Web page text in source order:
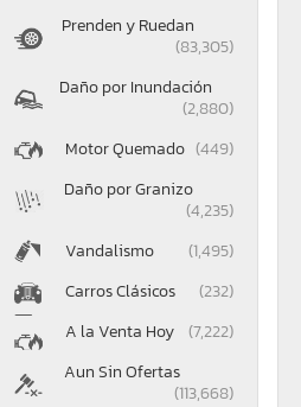
Prenden y Ruedan
(83,305)
Daño por Inundación
(2,880)
Motor Quemado (449)
Daño por Granizo
(4,235)
Vandalismo
(1,495)
Carros Clásicos
(232)
A la Venta Hoy (7,222)
Aun Sin Ofertas
(113,668)